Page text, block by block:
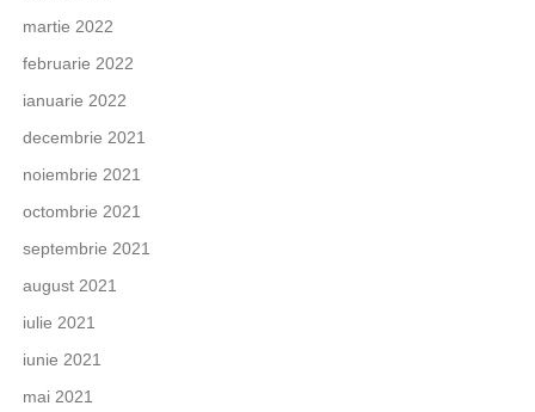
martie 2022
februarie 2022
ianuarie 2022
decembrie 2021
noiembrie 2021
octombrie 2021
septembrie 2021
august 2021
iulie 2021
iunie 2021
mai 2021